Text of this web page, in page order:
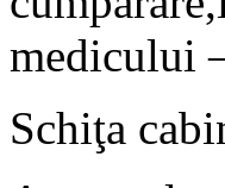
medicului
Schiţa